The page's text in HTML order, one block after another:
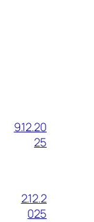
9.12.20
25
2.12.2
025